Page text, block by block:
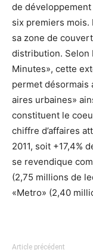
de développement
six premiers mois.
sa zone de
distribution. Selon
Minutes», cette
permet désormais
aires urbaines»
constituent le
chiffre d’affaires
2011, soit +17,4%
se revendique
(2,75 millions de
«Metro» (2,40
Article précédent